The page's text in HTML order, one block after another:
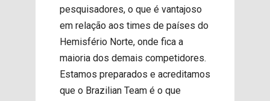
pesquisadores, o que é vantajoso
em relação aos times de países do
Hemisfério Norte, onde fica a
maioria dos demais competidores.
Estamos preparados e acreditamos
que o Brazilian Team é o que